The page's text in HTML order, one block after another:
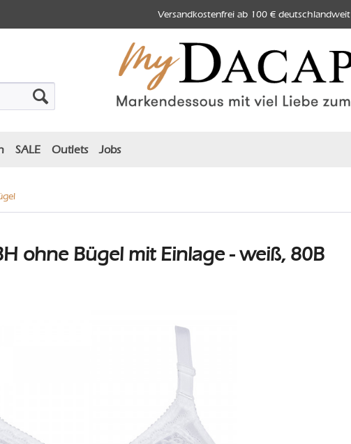
Versandkostenfrei ab 100 € deutschlandweit
SALE Outlets Jobs
ohne Bügel mit Einlage - weiß, 80B